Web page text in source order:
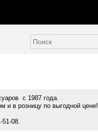
с 1987 года.
и в розницу по выгодной цене!
51-08.